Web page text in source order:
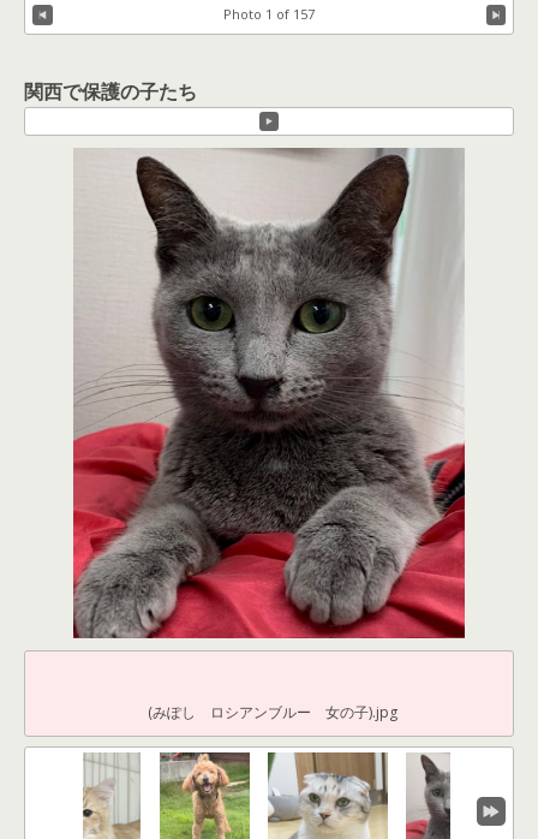
Photo 1 of 157
関西で保護の子たち
(みぽし ロシアンブルー 女の子).jpg